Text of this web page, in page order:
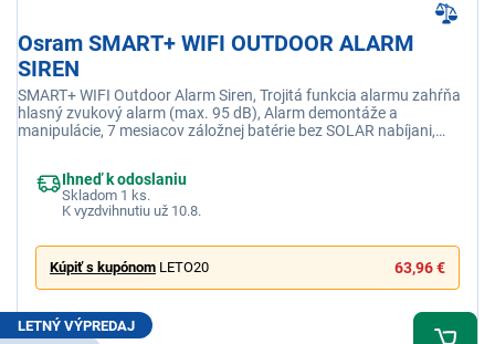
Osram SMART+ WIFI OUTDOOR ALARM
SIREN
SMART+ WIFI Outdoor Alarm Siren, Trojitá funkcia alarmu zahŕňa
hlasný zvukový alarm (max. 95 dB), Alarm demontáže a
manipulácie, 7 mesiacov záložnej batérie bez SOLAR nabíjani,
Ihneď k odoslaniu
Skladom 1 ks.
K vyzdvihnutiu už 10.8.
Kúpiť s kupónom LETO20 63,96 €
LETNÝ VÝPREDAJ